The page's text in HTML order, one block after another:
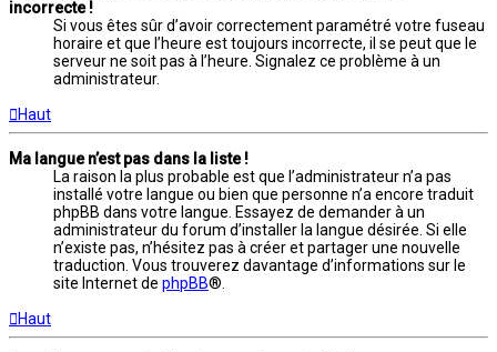
incorrecte !
Si vous êtes sûr d’avoir correctement paramétré votre fuseau
horaire et que l’heure est toujours incorrecte, il se peut que le
serveur ne soit pas à l’heure. Signalez ce problème à un
administrateur.
Haut
Ma langue n’est pas dans la liste !
La raison la plus probable est que l’administrateur n’a pas
installé votre langue ou bien que personne n’a encore traduit
phpBB dans votre langue. Essayez de demander à un
administrateur du forum d’installer la langue désirée. Si elle
n’existe pas, n’hésitez pas à créer et partager une nouvelle
traduction. Vous trouverez davantage d’informations sur le
site Internet de phpBB®.
Haut